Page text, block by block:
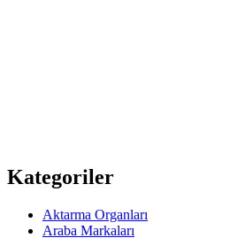
Kategoriler
Aktarma Organları
Araba Markaları